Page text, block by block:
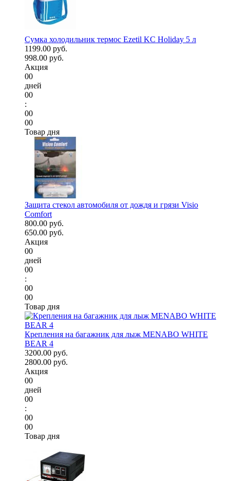
Сумка холодильник термос Ezetil KC Holiday 5 л
1199.00 руб.
998.00 руб.
Акция
00
дней
00
:
00
00
Товар дня
Защита стекол автомобиля от дождя и грязи Visio
Comfort
800.00 руб.
650.00 руб.
Акция
00
дней
00
:
00
00
Товар дня
Крепления на багажник для лыж MENABO WHITE
BEAR 4
3200.00 руб.
2800.00 руб.
Акция
00
дней
00
:
00
00
Товар дня